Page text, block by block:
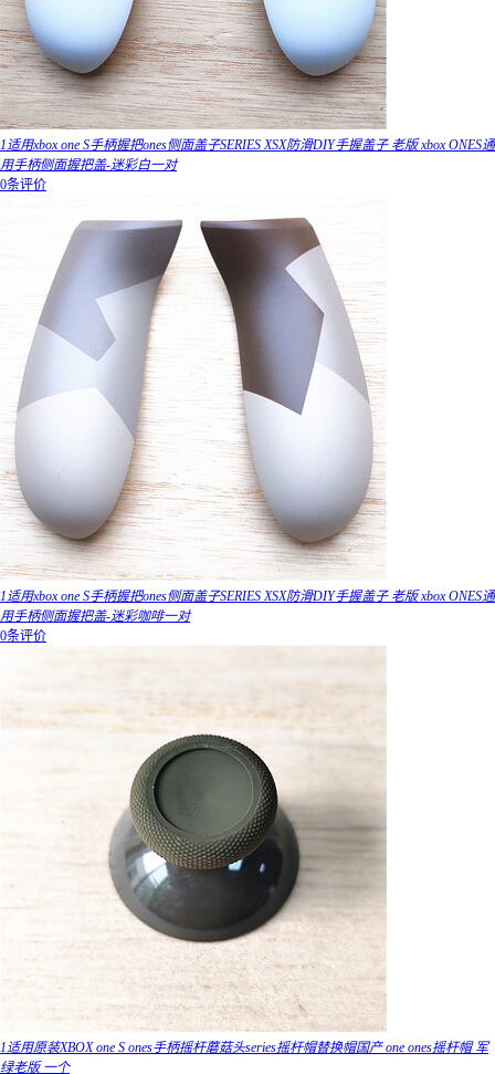
1适用xbox one S手柄握把ones侧面盖子SERIES XSX防滑DIY手握盖子 老版 xbox ONES通
用手柄侧面握把盖-迷彩白一对
0条评价
1适用xbox one S手柄握把ones侧面盖子SERIES XSX防滑DIY手握盖子 老版 xbox ONES通
用手柄侧面握把盖-迷彩咖啡一对
0条评价
1适用原装XBOX one S ones手柄摇杆蘑菇头series摇杆帽替换帽国产 one ones摇杆帽 军
绿老版 一个